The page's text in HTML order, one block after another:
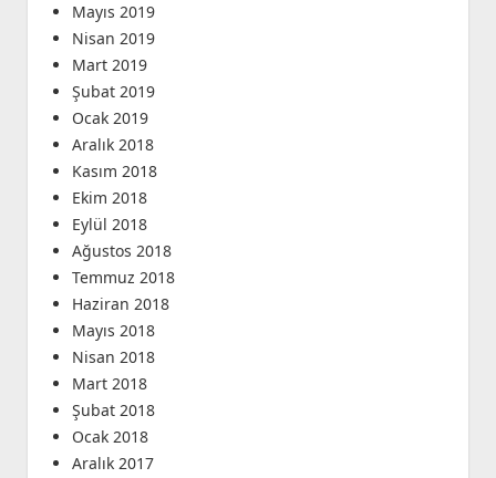
Mayıs 2019
Nisan 2019
Mart 2019
Şubat 2019
Ocak 2019
Aralık 2018
Kasım 2018
Ekim 2018
Eylül 2018
Ağustos 2018
Temmuz 2018
Haziran 2018
Mayıs 2018
Nisan 2018
Mart 2018
Şubat 2018
Ocak 2018
Aralık 2017